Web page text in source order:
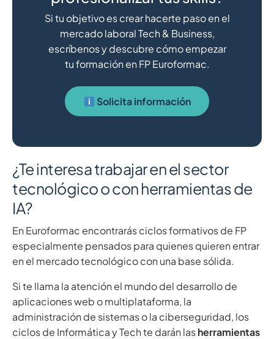
Si tu objetivo es crear hacerte paso en el
mercado laboral Tech & Business,
escríbenos y descubre cómo empezar
tu formación en FP Euroformac.
Solicita información
¿Te interesa trabajar en el sector
tecnológico o con herramientas de
IA?
En Euroformac encontrarás ciclos formativos de FP
especialmente pensados para quienes quieren entrar
en el mercado tecnológico con una base sólida.
Si te llama la atención el mundo del desarrollo de
aplicaciones web o multiplataforma, la
administración de sistemas o la ciberseguridad, los
ciclos de Informática y Tech te darán lasherramientas